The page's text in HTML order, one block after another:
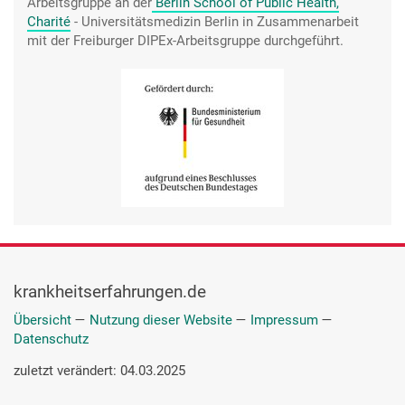
Charité - Universitätsmedizin Berlin in Zusammenarbeit
mit der Freiburger DIPEx-Arbeitsgruppe durchgeführt.
krankheitserfahrungen.de
Übersicht — Nutzung dieser Website — Impressum —
Datenschutz
zuletzt verändert: 04.03.2025